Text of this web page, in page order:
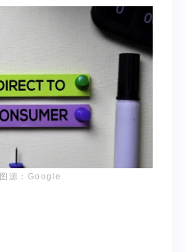
图源：Google